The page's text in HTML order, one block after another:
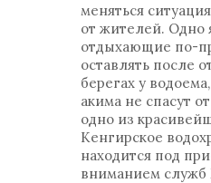
меняться
от жителей. Одно
отдыхающие по-
оставлять после
берегах у
акима не спасут
одно из
Кенгирское
находится под
вниманием